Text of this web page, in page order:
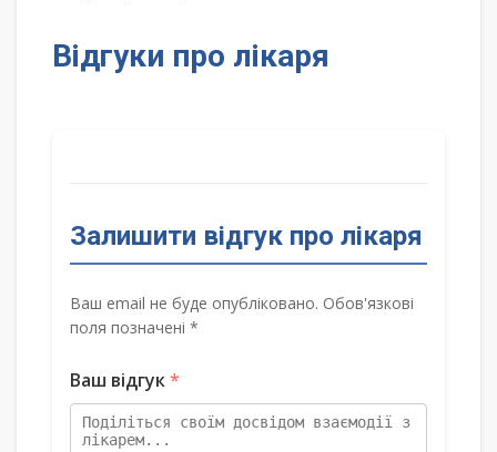
Відгуки про лікаря
Залишити відгук про лікаря
Ваш email не буде опубліковано. Обов'язкові
поля позначені *
Ваш відгук*